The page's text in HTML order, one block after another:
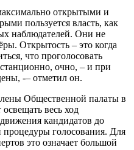
открытыми и
пользуется власть, как
наблюдателей. Они не
Открытость – это когда
что проголосовать
очно, – и при
-– отметил он.
Общественной палаты в
весь ход
кандидатов до
голосования. Для
это означает большой